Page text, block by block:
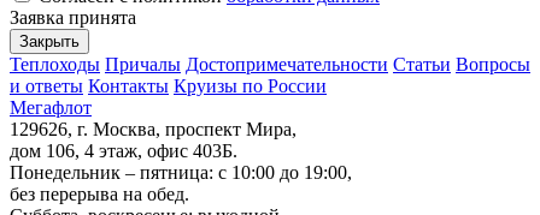
Заявка принята
Закрыть
Теплоходы Причалы Достопримечательности Статьи Вопросы
и ответы Контакты Круизы по России
Мегафлот
129626, г. Москва, проспект Мира,
дом 106, 4 этаж, офис 403Б.
Понедельник – пятница: с 10:00 до 19:00,
без перерыва на обед.